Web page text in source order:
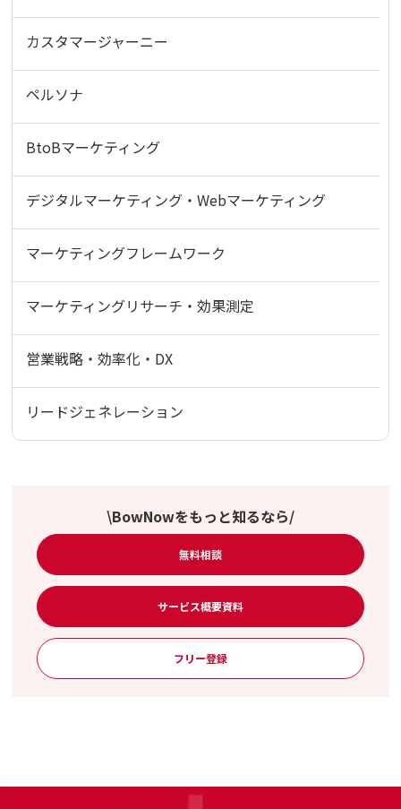
カスタマージャーニー
ペルソナ
BtoBマーケティング
デジタルマーケティング・Webマーケティング
マーケティングフレームワーク
マーケティングリサーチ・効果測定
営業戦略・効率化・DX
リードジェネレーション
\BowNowをもっと知るなら/
無料相談
サービス概要資料
フリー登録